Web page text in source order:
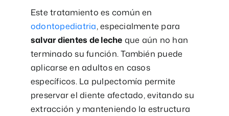
Este tratamiento es común en
odontopediatria, especialmente para
salvar dientes de leche que aún no han
terminado su función. También puede
aplicarse en adultos en casos
específicos. La pulpectomía permite
preservar el diente afectado, evitando su
extracción y manteniendo la estructura